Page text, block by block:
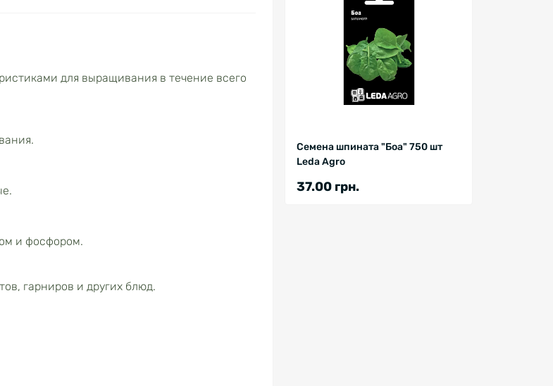
Семена шпината "Боа" 750 шт
Leda Agro
37.00 грн.
для выращивания в течение всего
и фосфором.
гарниров и других блюд.